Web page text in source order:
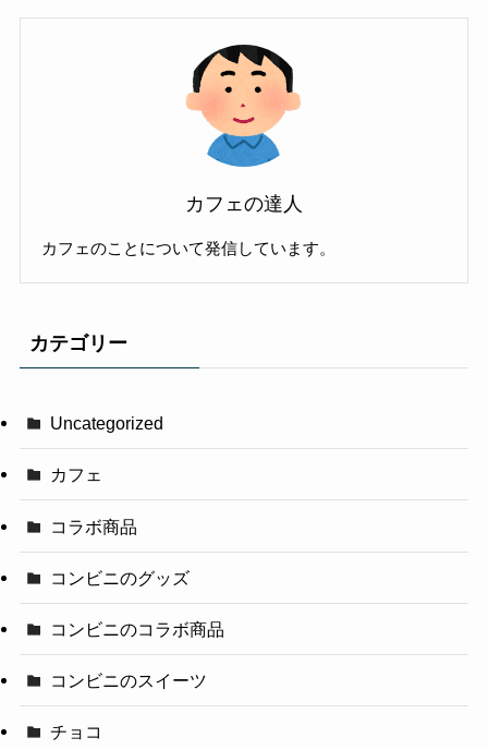
カフェの達人
カフェのことについて発信しています。
カテゴリー
Uncategorized
カフェ
コラボ商品
コンビニのグッズ
コンビニのコラボ商品
コンビニのスイーツ
チョコ